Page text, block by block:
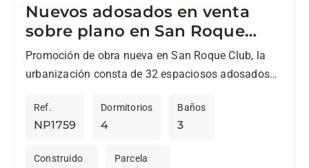
Nuevos adosados en venta
sobre plano en San Roque
Club
Promoción de obra nueva en San Roque Club, la
urbanización consta de 32 espaciosos adosados
distribución interior....
NP1759
Ref.
4
Dormitorios
3
Baños
Construido Parcela